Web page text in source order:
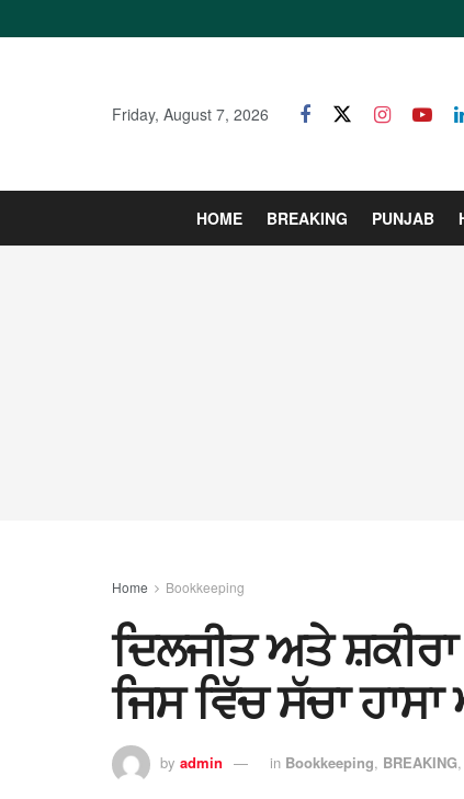
Friday, August 7, 2026
HOME BREAKING PUNJAB
Home Bookkeeping
ਦਿਲਜੀਤ ਅਤੇ
ਜਿਸ ਵਿੱਚ ਸੱਚਾ
by admin in Bookkeeping, BREAKING,